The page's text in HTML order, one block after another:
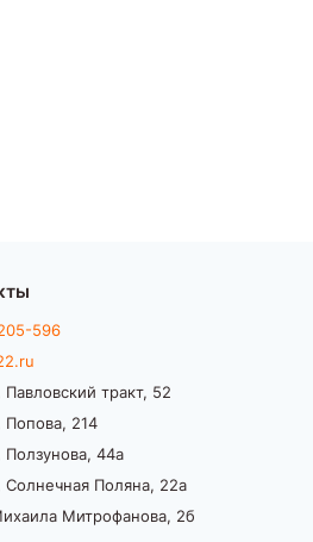
596
Павловский тракт, 52
Попова, 214
Ползунова, 44а
Солнечная Поляна, 22а
Митрофанова, 2б